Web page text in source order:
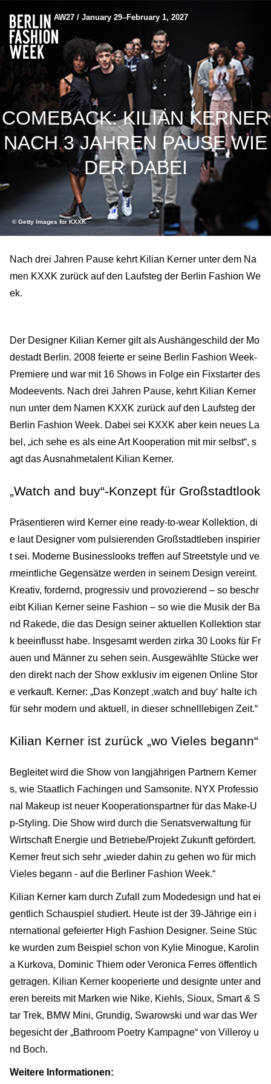
AW27 / January 29–February 1, 2027
COMEBACK: KILIAN KERNER
NACH 3 JAHREN PAUSE WIE
DER DABEI
© Getty Images for KXXK
Nach drei Jahren Pause kehrt Kilian Kerner unter dem Na
men KXXK zurück auf den Laufsteg der Berlin Fashion We
ek.
Der Designer Kilian Kerner gilt als Aushängeschild der Mo
destadt Berlin. 2008 feierte er seine Berlin Fashion Week-
Premiere und war mit 16 Shows in Folge ein Fixstarter des
Modeevents. Nach drei Jahren Pause, kehrt Kilian Kerner
nun unter dem Namen KXXK zurück auf den Laufsteg der
Berlin Fashion Week. Dabei sei KXXK aber kein neues La
bel, „ich sehe es als eine Art Kooperation mit mir selbst“, s
agt das Ausnahmetalent Kilian Kerner.
„Watch and buy“-Konzept für Großstadtlook
Präsentieren wird Kerner eine ready-to-wear Kollektion, di
e laut Designer vom pulsierenden Großstadtleben inspirier
t sei. Moderne Businesslooks treffen auf Streetstyle und ve
rmeintliche Gegensätze werden in seinem Design vereint.
Kreativ, fordernd, progressiv und provozierend – so beschr
eibt Kilian Kerner seine Fashion – so wie die Musik der Ba
nd Rakede, die das Design seiner aktuellen Kollektion star
k beeinflusst habe. Insgesamt werden zirka 30 Looks für Fr
auen und Männer zu sehen sein. Ausgewählte Stücke wer
den direkt nach der Show exklusiv im eigenen Online Stor
e verkauft. Kerner: „Das Konzept ‚watch and buy‘ halte ich
für sehr modern und aktuell, in dieser schnelllebigen Zeit.“
Kilian Kerner ist zurück „wo Vieles begann“
Begleitet wird die Show von langjährigen Partnern Kerner
s, wie Staatlich Fachingen und Samsonite. NYX Professio
nal Makeup ist neuer Kooperationspartner für das Make-U
p-Styling. Die Show wird durch die Senatsverwaltung für
Wirtschaft Energie und Betriebe/Projekt Zukunft gefördert.
Kerner freut sich sehr „wieder dahin zu gehen wo für mich
Vieles begann - auf die Berliner Fashion Week.“
Kilian Kerner kam durch Zufall zum Modedesign und hat ei
gentlich Schauspiel studiert. Heute ist der 39-Jährige ein i
nternational gefeierter High Fashion Designer. Seine Stüc
ke wurden zum Beispiel schon von Kylie Minogue, Karolin
a Kurkova, Dominic Thiem oder Veronica Ferres öffentlich
getragen. Kilian Kerner kooperierte und designte unter and
eren bereits mit Marken wie Nike, Kiehls, Sioux, Smart & S
tar Trek, BMW Mini, Grundig, Swarowski und war das Wer
begesicht der „Bathroom Poetry Kampagne“ von Villeroy u
nd Boch.
Weitere Informationen: